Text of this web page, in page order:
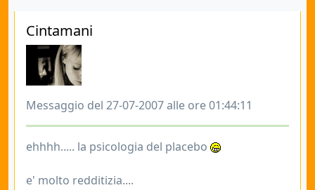
Cintamani
Messaggio del 27-07-2007 alle ore 01:44:11
ehhhh..... la psicologia del placebo
e' molto redditizia....